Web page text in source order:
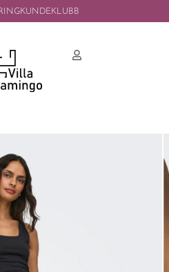
KUNDEKLUBB